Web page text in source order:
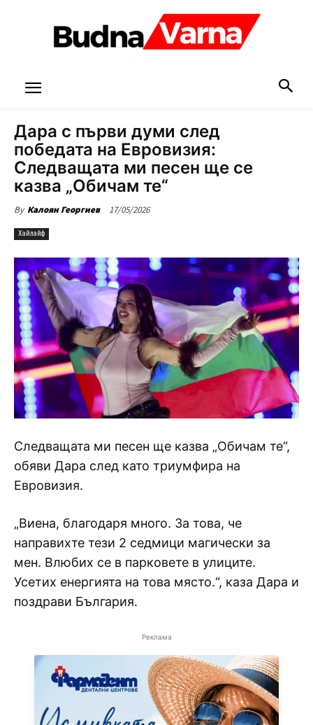
Дара с първи думи след
победата на Евровизия:
Следващата ми песен ще се
казва „Обичам те“
By Калоян Георгиев 17/05/2026
Хайлайф
Следващата ми песен ще казва „Обичам те“,
обяви Дара след като триумфира на
Евровизия.
„Виена, благодаря много. За това, че
направихте тези 2 седмици магически за
мен. Влюбих се в парковете в улиците.
Усетих енергията на това място.“, каза Дара и
поздрави България.
Реклама